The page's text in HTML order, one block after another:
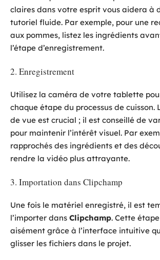
claires dans votre esprit vous aidera à
tutoriel fluide. Par exemple, pour une
aux pommes, listez les ingrédients
l’étape d’enregistrement.
2. Enregistrement
Utilisez la caméra de votre tablette
chaque étape du processus de cuisson.
de vue est crucial ; il est conseillé de
pour maintenir l’intérêt visuel. Par
rapprochés des ingrédients et des
rendre la vidéo plus attrayante.
3. Importation dans Clipchamp
Une fois le matériel enregistré, il est
l’importer dans Clipchamp. Cette
aisément grâce à l’interface intuitive
glisser les fichiers dans le projet.